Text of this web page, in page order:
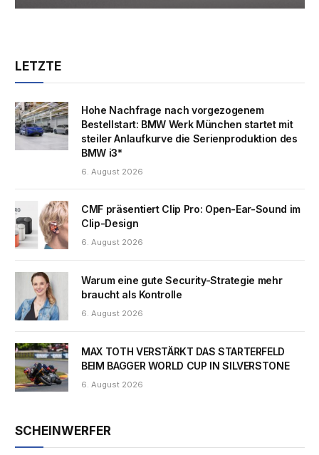
LETZTE
Hohe Nachfrage nach vorgezogenem
Bestellstart: BMW Werk München startet mit
steiler Anlaufkurve die Serienproduktion des
BMW i3*
6. August 2026
CMF präsentiert Clip Pro: Open-Ear-Sound im
Clip-Design
6. August 2026
Warum eine gute Security-Strategie mehr
braucht als Kontrolle
6. August 2026
MAX TOTH VERSTÄRKT DAS STARTERFELD
BEIM BAGGER WORLD CUP IN SILVERSTONE
6. August 2026
SCHEINWERFER